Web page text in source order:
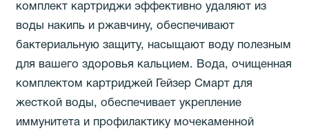
комплект картриджи эффективно удаляют из
воды накипь и ржавчину, обеспечивают
бактериальную защиту, насыщают воду полезным
для вашего здоровья кальцием. Вода, очищенная
комплектом картриджей Гейзер Смарт для
жесткой воды, обеспечивает укрепление
иммунитета и профилактику мочекаменной